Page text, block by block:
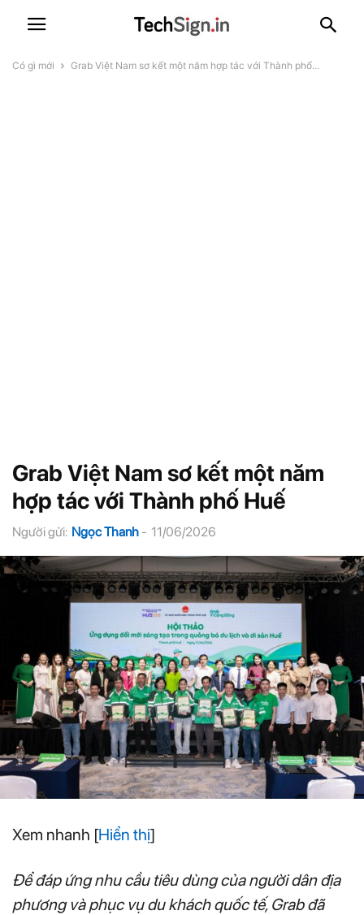
Có gì mới Grab Việt Nam sơ kết một năm hợp tác với Thành phố...
Grab Việt Nam sơ kết một năm
hợp tác với Thành phố Huế
Người gửi: Ngọc Thanh - 11/06/2026
Xem nhanh [Hiển thị]
Để đáp ứng nhu cầu tiêu dùng của người dân địa
phương và phục vụ du khách quốc tế, Grab đã